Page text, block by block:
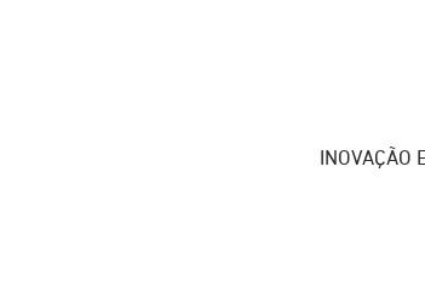
INOVAÇÃO